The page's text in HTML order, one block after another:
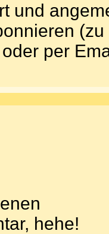
und
per
hehe!